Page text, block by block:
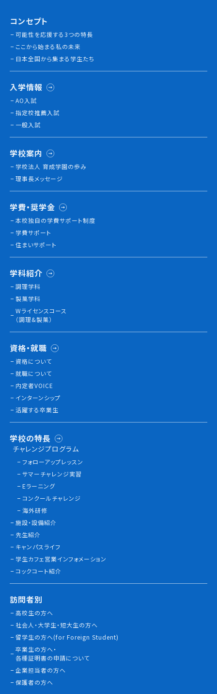
コンセプト
可能性を応援する3つの特長
ここから始まる私の未来
日本全国から集まる学生たち
入学情報
AO入試
指定校推薦入試
一般入試
学校案内
学校法人 育成学園の歩み
理事長メッセージ
学費・奨学金
本校独⾃の学費サポート制度
学費サポート
住まいサポート
学科紹介
調理学科
製菓学科
Wライセンスコース
（調理&製菓）
資格・就職
資格について
就職について
内定者VOICE
インターンシップ
活躍する卒業生
学校の特長
チャレンジプログラム
フォローアップレッスン
サマーチャレンジ実習
Eラーニング
コンクールチャレンジ
海外研修
施設・設備紹介
先生紹介
キャンパスライフ
学生カフェ営業インフォメーション
コックコート紹介
訪問者別
高校生の方へ
社会人・大学生・短大生の方へ
留学生の方へ(for Foreign Student)
卒業生の方へ・
各種証明書の申請について
企業担当者の方へ
保護者の方へ